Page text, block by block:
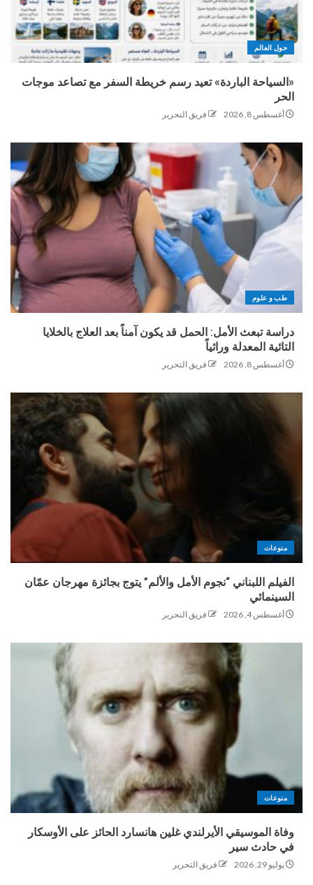
حول العالم
«السياحة الباردة» تعيد رسم خريطة السفر مع تصاعد موجات
الحر
أغسطس 8, 2026 فريق التحرير
طب و علوم
دراسة تبعث الأمل: الحمل قد يكون آمناً بعد العلاج بالخلايا
التائية المعدلة وراثياً
أغسطس 8, 2026 فريق التحرير
منوعات
الفيلم اللبناني “نجوم الأمل والألم” يتوج بجائزة مهرجان عمّان
السينمائي
أغسطس 4, 2026 فريق التحرير
منوعات
وفاة الموسيقي الأيرلندي غلين هانسارد الحائز على الأوسكار
في حادث سير
يوليو 29, 2026 فريق التحرير